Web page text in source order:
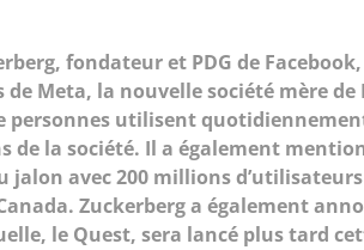
fondateur et PDG de
Meta, la nouvelle société mère de
personnes utilisent
de la société. Il a également
jalon avec 200 millions
Zuckerberg a également
le Quest, sera lancé plus tard